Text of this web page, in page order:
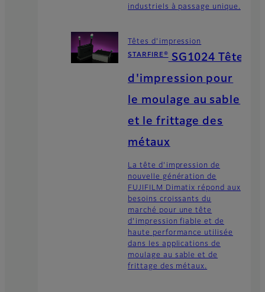
industriels à passage unique.
Têtes d'impression
STARFIRE®SG1024 Tête
d'impression pour
le moulage au sable
et le frittage des
métaux
La tête d'impression de
nouvelle génération de
FUJIFILM Dimatix répond aux
besoins croissants du
marché pour une tête
d'impression fiable et de
haute performance utilisée
dans les applications de
moulage au sable et de
frittage des métaux.